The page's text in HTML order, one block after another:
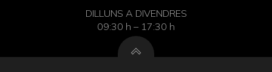
DILLUNS A DIVENDRES
09:30 h – 17:30 h